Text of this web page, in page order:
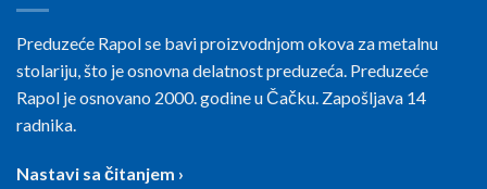
Preduzeće Rapol se bavi proizvodnjom okova za metalnu
stolariju, što je osnovna delatnost preduzeća. Preduzeće
Rapol je osnovano 2000. godine u Čačku. Zapošljava 14
radnika.
Nastavi sa čitanjem ›